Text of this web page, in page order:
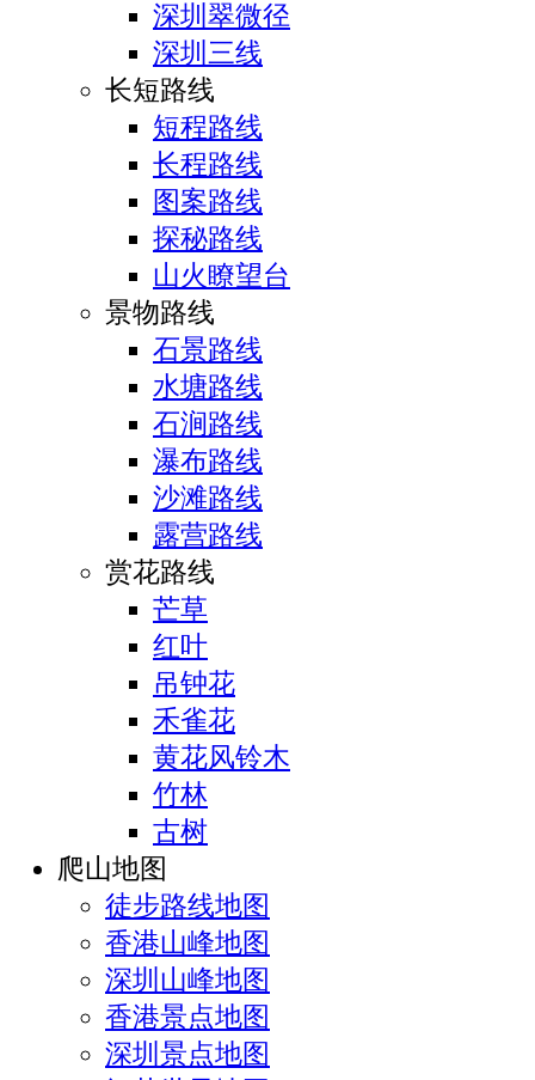
深圳翠微径
深圳三线
长短路线
短程路线
长程路线
图案路线
探秘路线
山火瞭望台
景物路线
石景路线
水塘路线
石涧路线
瀑布路线
沙滩路线
露营路线
赏花路线
芒草
红叶
吊钟花
禾雀花
黄花风铃木
竹林
古树
爬山地图
徒步路线地图
香港山峰地图
深圳山峰地图
香港景点地图
深圳景点地图